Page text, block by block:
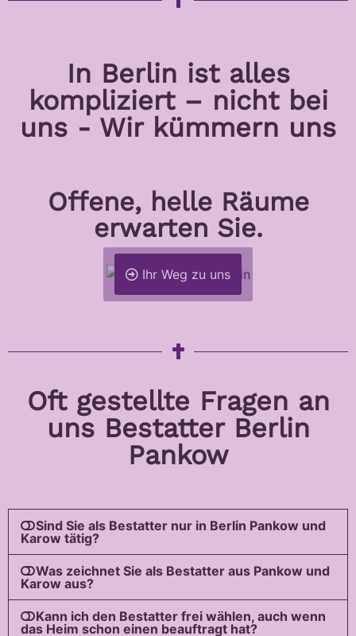
In Berlin ist alles
kompliziert – nicht bei
uns - Wir kümmern uns
Offene, helle Räume
erwarten Sie.
Ihr Weg zu uns
Oft gestellte Fragen an
uns Bestatter Berlin
Pankow
Sind Sie als Bestatter nur in Berlin Pankow und
Karow tätig?
Was zeichnet Sie als Bestatter aus Pankow und
Karow aus?
Kann ich den Bestatter frei wählen, auch wenn
das Heim schon einen beauftragt hat?